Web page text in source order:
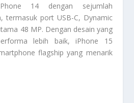
14 dengan sejumlah
termasuk port USB-C, Dynamic
48 MP. Dengan desain yang
lebih baik, iPhone 15
flagship yang menarik